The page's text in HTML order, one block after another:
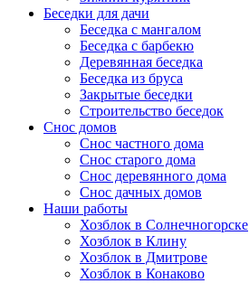
Беседки для дачи
Беседка с мангалом
Беседка с барбекю
Деревянная беседка
Беседка из бруса
Закрытые беседки
Строительство беседок
Снос домов
Снос частного дома
Снос старого дома
Снос деревянного дома
Снос дачных домов
Наши работы
Хозблок в Солнечногорске
Хозблок в Клину
Хозблок в Дмитрове
Хозблок в Конаково